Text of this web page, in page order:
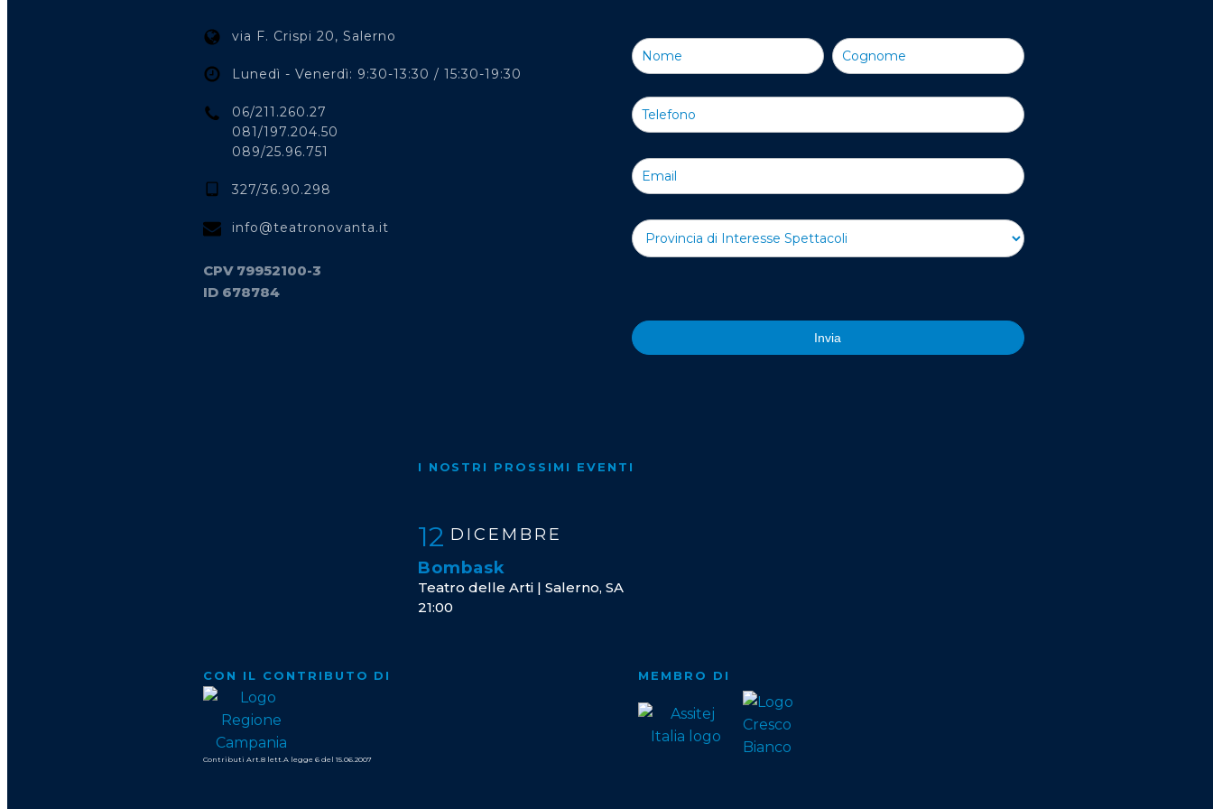
via F. Crispi 20, Salerno
Lunedì - Venerdì: 9:30-13:30 / 15:30-19:30
06/211.260.27
081/197.204.50
089/25.96.751
327/36.90.298
info@teatronovanta.it
CPV 79952100-3
ID 678784
Iscriviti
alla
Newsletter
Invia
I NOSTRI PROSSIMI EVENTI
12 DICEMBRE
Bombask
Teatro delle Arti | Salerno, SA
21:00
CON IL CONTRIBUTO DI
Contributi Art.8 lett.A legge 6 del 15.06.2007
MEMBRO DI